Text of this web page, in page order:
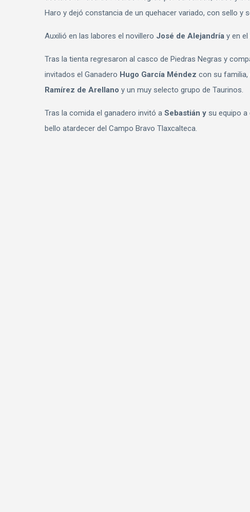
Haro y dejó constancia de un quehacer variado, con sello y
Auxilió en las labores el novillero José de Alejandría y en
Tras la tienta regresaron al casco de Piedras Negras y
invitados el Ganadero Hugo García Méndez con su familia,
Ramírez de Arellano y un muy selecto grupo de Taurinos.
Tras la comida el ganadero invitó a Sebastián y su equipo
bello atardecer del Campo Bravo Tlaxcalteca.